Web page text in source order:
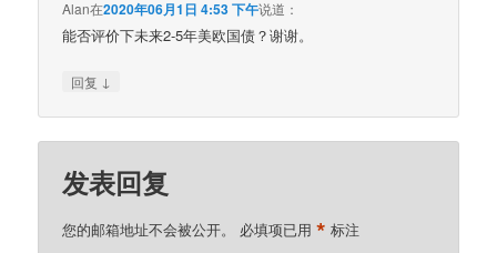
Alan在2020年06月1日 4:53 下午说道：
能否评价下未来2-5年美欧国债？谢谢。
回复 ↓
发表回复
您的邮箱地址不会被公开。 必填项已用* 标注